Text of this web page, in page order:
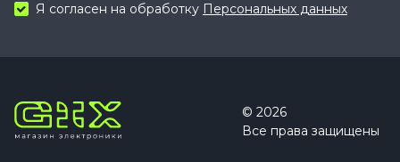
Я согласен на обработку Персональных данных
© 2026
Все права защищены